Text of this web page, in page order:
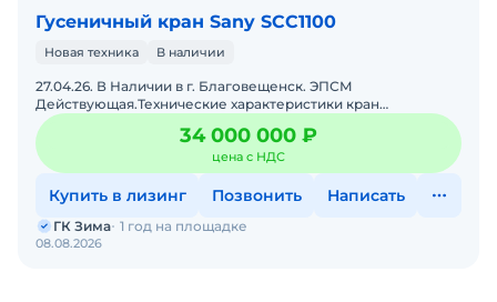
Гусеничный кран Sany SCC1100
Новая техника В наличии
27.04.26. В Наличии в г. Благовещенск. ЭПСМ
Действующая.Технические характеристики кран
гусеничный Sany SCC1100A• Год выпуска: 2024;• Страна:
Китай;Эк
34 000 000 ₽
цена с НДС
Купить в лизинг Позвонить Написать
08.08.2026
ГК Зима 1 год на площадке